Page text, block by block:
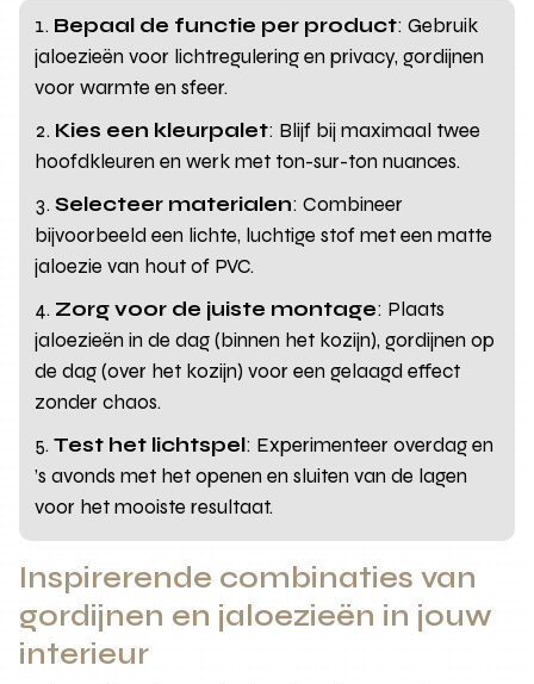
Bepaal de functie per product: Gebruik
jaloezieën voor lichtregulering en privacy, gordijnen
voor warmte en sfeer.
Kies een kleurpalet: Blijf bij maximaal twee
hoofdkleuren en werk met ton-sur-ton nuances.
Selecteer materialen: Combineer
bijvoorbeeld een lichte, luchtige stof met een matte
jaloezie van hout of PVC.
Zorg voor de juiste montage: Plaats
jaloezieën in de dag (binnen het kozijn), gordijnen op
de dag (over het kozijn) voor een gelaagd effect
zonder chaos.
Test het lichtspel: Experimenteer overdag en
’s avonds met het openen en sluiten van de lagen
voor het mooiste resultaat.
Inspirerende combinaties van
gordijnen en jaloezieën in jouw
interieur